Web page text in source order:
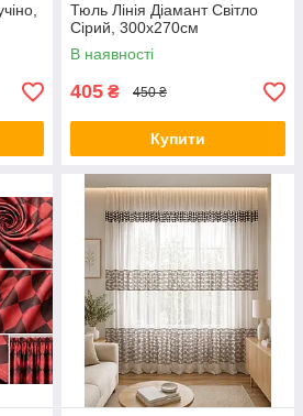
Тюль Лінія Діамант Світло
Сірий, 300х270см
В наявності
405 ₴ 450 ₴
Купити